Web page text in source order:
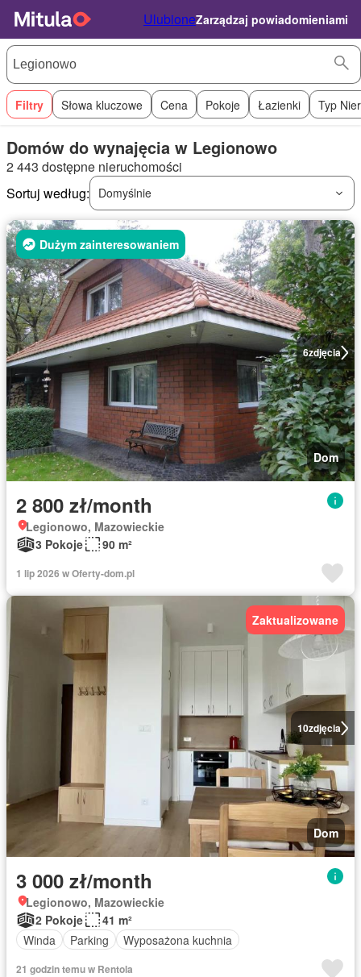
UlubioneZarządzaj powiadomieniami
Filtry Słowa kluczowe Cena Pokoje Łazienki Typ
Domów do wynajęcia w Legionowo
2 443 dostępne nieruchomości
Sortuj według:
Domyślnie
6zdjęcia
Dużym zainteresowaniem
Dom
2 800 zł/month
Legionowo, Mazowieckie
3 Pokoje
90 m²
1 lip 2026 w Oferty-dom.pl
10zdjęcia
Zaktualizowane
Dom
3 000 zł/month
Legionowo, Mazowieckie
2 Pokoje
41 m²
Winda
Parking Wyposażona kuchnia
21 godzin temu w Rentola